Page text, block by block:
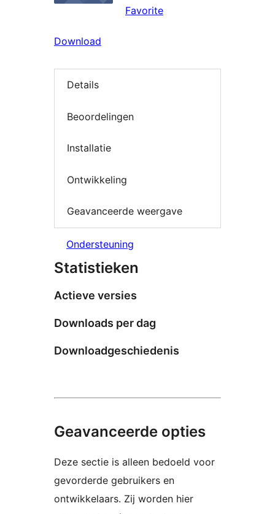
Favorite
Download
Details
Beoordelingen
Installatie
Ontwikkeling
Geavanceerde weergave
Ondersteuning
Statistieken
Actieve versies
Downloads per dag
Downloadgeschiedenis
Geavanceerde opties
Deze sectie is alleen bedoeld voor
gevorderde gebruikers en
ontwikkelaars. Zij worden hier